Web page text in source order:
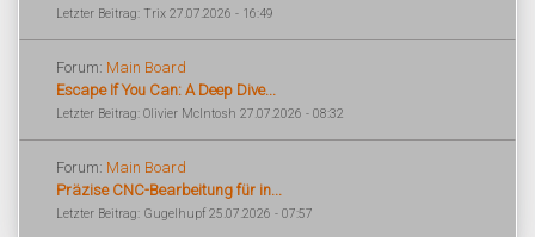
Letzter Beitrag: Trix 27.07.2026 - 16:49
Forum: Main Board
Escape If You Can: A Deep Dive...
Letzter Beitrag: Olivier McIntosh 27.07.2026 - 08:32
Forum: Main Board
Präzise CNC-Bearbeitung für in...
Letzter Beitrag: Gugelhupf 25.07.2026 - 07:57